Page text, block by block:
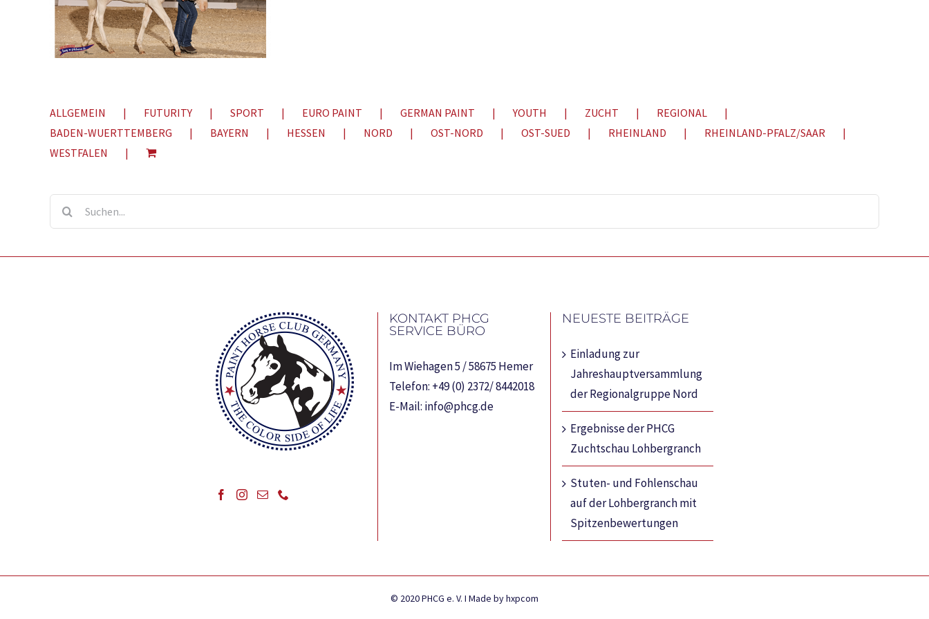
ALLGEMEIN FUTURITY SPORT EURO PAINT GERMAN PAINT YOUTH ZUCHT
REGIONAL
BADEN-WUERTTEMBERG
BAYERN HESSEN NORD OST-NORD OST-SUED RHEINLAND
RHEINLAND-PFALZ/SAAR
WESTFALEN
Suche
nach:
KONTAKT PHCG
SERVICE BÜRO
Im Wiehagen 5 / 58675 Hemer
Telefon: +49 (0) 2372/ 8442018
E-Mail: info@phcg.de
NEUESTE BEITRÄGE
Einladung zur
Jahreshauptversammlung
der Regionalgruppe Nord
Ergebnisse der PHCG
Zuchtschau Lohbergranch
Stuten- und Fohlenschau
auf der Lohbergranch mit
Spitzenbewertungen
© 2020 PHCG e. V. I Made by hxpcom